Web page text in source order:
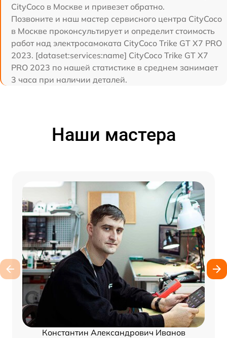
CityCoco в Москве и привезет обратно.
Позвоните и наш мастер сервисного центра CityCoco
в Москве проконсультирует и определит стоимость
работ над электросамоката CityCoco Trike GT X7 PRO
2023. [dataset:services:name] CityCoco Trike GT X7
PRO 2023 по нашей статистике в среднем занимает
3 часа при наличии деталей.
Наши мастера
Константин Александрович Иванов